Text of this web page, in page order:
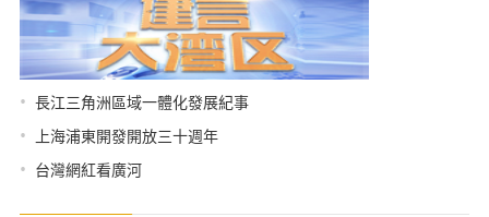
• 長江三角洲區域一體化發展紀事
• 上海浦東開發開放三十週年
• 台灣網紅看廣河